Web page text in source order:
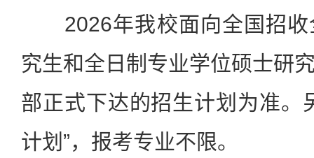
2026年我校面向全国招收
究生和全日制专业学位硕士研
部正式下达的招生计划为准。
计划”，报考专业不限。